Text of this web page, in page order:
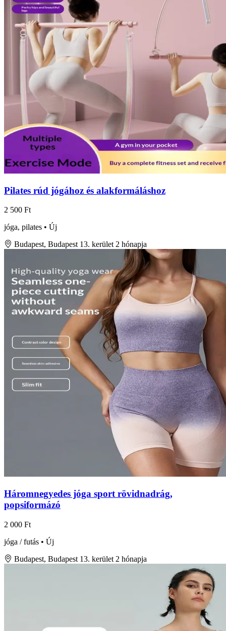
Pilates rúd jógához és alakformáláshoz
2 500 Ft
jóga, pilates • Új
Budapest, Budapest 13. kerület 2 hónapja
Háromnegyedes jóga sport rövidnadrág,
popsiformázó
2 000 Ft
jóga / futás • Új
Budapest, Budapest 13. kerület 2 hónapja